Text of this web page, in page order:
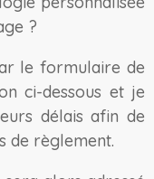
?
le formulaire de
ci-dessous et je
délais afin de
de règlement.